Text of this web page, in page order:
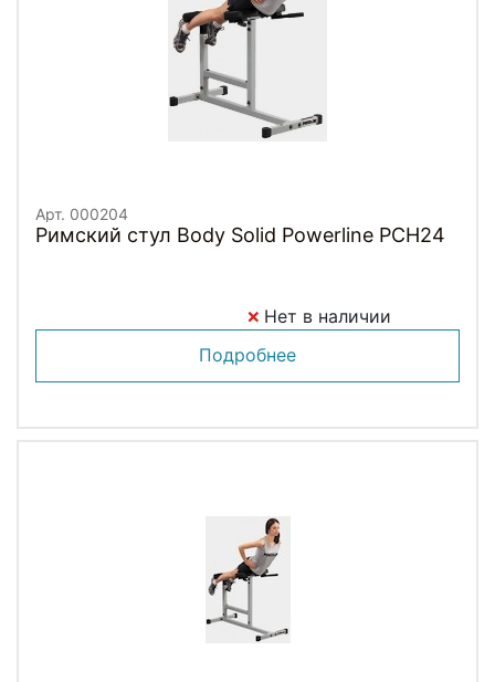
Арт. 000204
Римский стул Body Solid Powerline PCH24
Нет в наличии
Подробнее